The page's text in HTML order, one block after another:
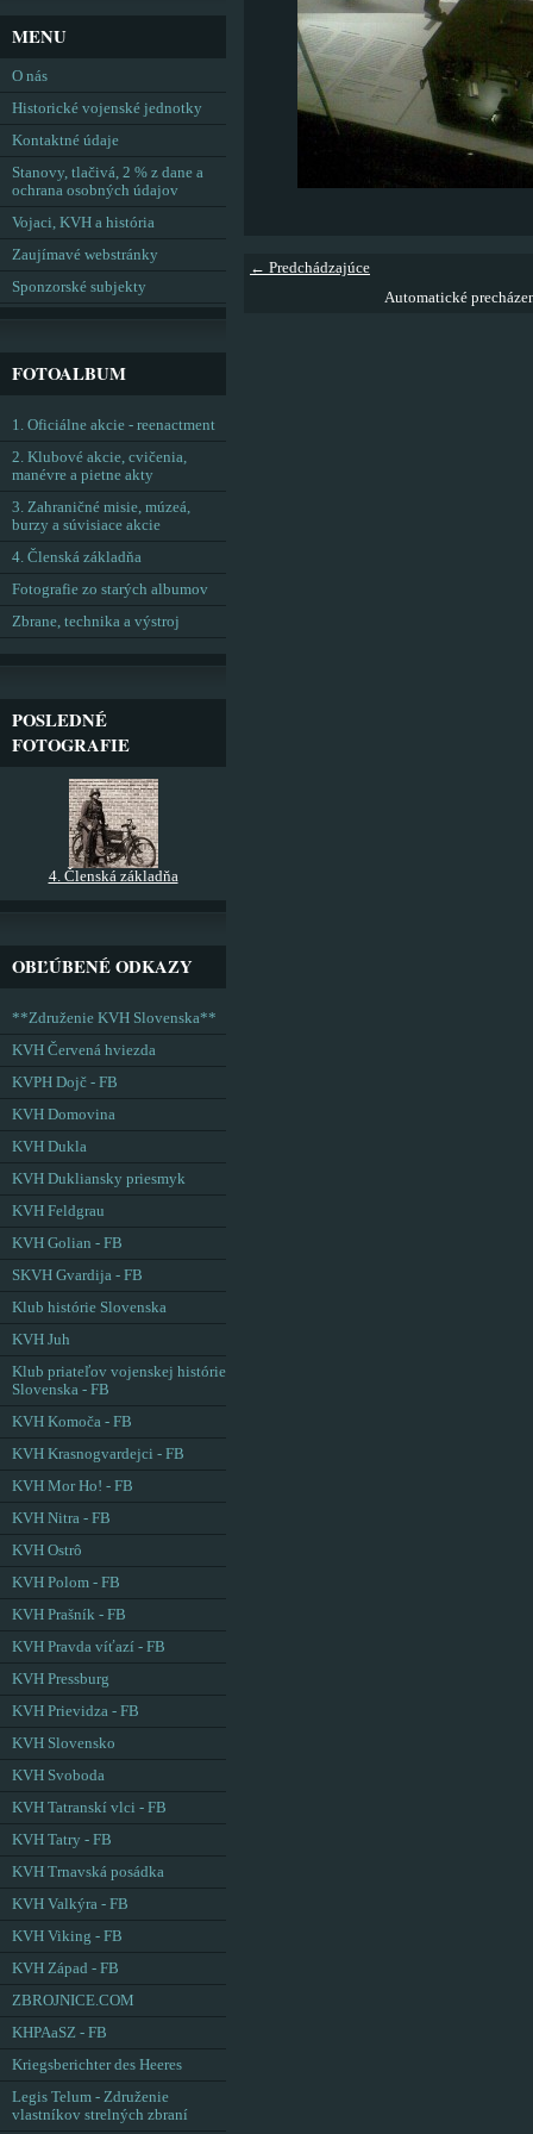
← Predchádzajúce
Automatické
MENU
O nás
Historické vojenské jednotky
Kontaktné údaje
Stanovy, tlačivá, 2 % z dane a
ochrana osobných údajov
Vojaci, KVH a história
Zaujímavé webstránky
Sponzorské subjekty
FOTOALBUM
1. Oficiálne akcie - reenactment
2. Klubové akcie, cvičenia,
manévre a pietne akty
3. Zahraničné misie, múzeá,
burzy a súvisiace akcie
4. Členská základňa
Fotografie zo starých albumov
Zbrane, technika a výstroj
POSLEDNÉ
FOTOGRAFIE
4. Členská základňa
OBĽÚBENÉ ODKAZY
**Združenie KVH Slovenska**
KVH Červená hviezda
KVPH Dojč - FB
KVH Domovina
KVH Dukla
KVH Dukliansky priesmyk
KVH Feldgrau
KVH Golian - FB
SKVH Gvardija - FB
Klub histórie Slovenska
KVH Juh
Klub priateľov vojenskej histórie
Slovenska - FB
KVH Komoča - FB
KVH Krasnogvardejci - FB
KVH Mor Ho! - FB
KVH Nitra - FB
KVH Ostrô
KVH Polom - FB
KVH Prašník - FB
KVH Pravda víťazí - FB
KVH Pressburg
KVH Prievidza - FB
KVH Slovensko
KVH Svoboda
KVH Tatranskí vlci - FB
KVH Tatry - FB
KVH Trnavská posádka
KVH Valkýra - FB
KVH Viking - FB
KVH Západ - FB
ZBROJNICE.COM
KHPAaSZ - FB
Kriegsberichter des Heeres
Legis Telum - Združenie
vlastníkov strelných zbraní